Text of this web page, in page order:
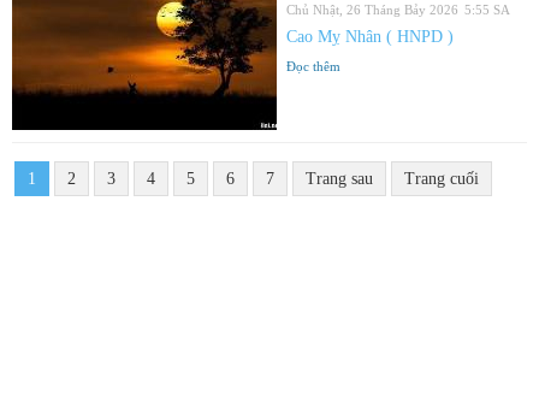
Chủ Nhật, 26 Tháng Bảy 2026 5:55 SA
Cao Mỵ Nhân ( HNPD )
Đọc thêm
1 2 3 4 5 6 7 Trang sau Trang cuối